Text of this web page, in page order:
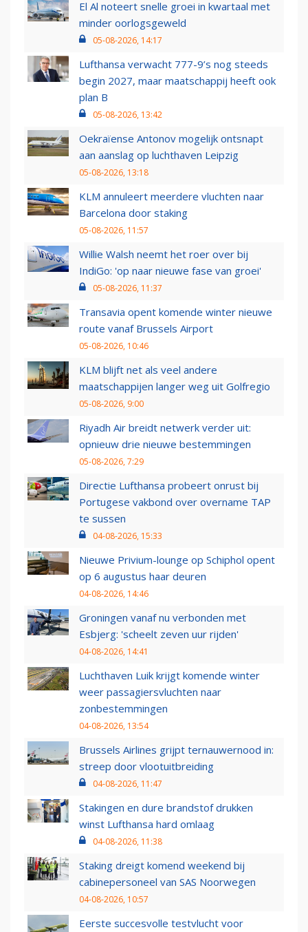
El Al noteert snelle groei in kwartaal met
minder oorlogsgeweld
05-08-2026, 14:17
Lufthansa verwacht 777-9’s nog steeds
begin 2027, maar maatschappij heeft ook
plan B
05-08-2026, 13:42
Oekraïense Antonov mogelijk ontsnapt
aan aanslag op luchthaven Leipzig
05-08-2026, 13:18
KLM annuleert meerdere vluchten naar
Barcelona door staking
05-08-2026, 11:57
Willie Walsh neemt het roer over bij
IndiGo: 'op naar nieuwe fase van groei'
05-08-2026, 11:37
Transavia opent komende winter nieuwe
route vanaf Brussels Airport
05-08-2026, 10:46
KLM blijft net als veel andere
maatschappijen langer weg uit Golfregio
05-08-2026, 9:00
Riyadh Air breidt netwerk verder uit:
opnieuw drie nieuwe bestemmingen
05-08-2026, 7:29
Directie Lufthansa probeert onrust bij
Portugese vakbond over overname TAP
te sussen
04-08-2026, 15:33
Nieuwe Privium-lounge op Schiphol opent
op 6 augustus haar deuren
04-08-2026, 14:46
Groningen vanaf nu verbonden met
Esbjerg: 'scheelt zeven uur rijden'
04-08-2026, 14:41
Luchthaven Luik krijgt komende winter
weer passagiersvluchten naar
zonbestemmingen
04-08-2026, 13:54
Brussels Airlines grijpt ternauwernood in:
streep door vlootuitbreiding
04-08-2026, 11:47
Stakingen en dure brandstof drukken
winst Lufthansa hard omlaag
04-08-2026, 11:38
Staking dreigt komend weekend bij
cabinepersoneel van SAS Noorwegen
04-08-2026, 10:57
Eerste succesvolle testvlucht voor